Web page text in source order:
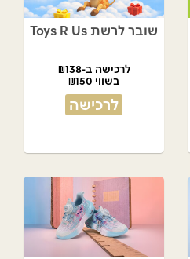
שובר לרשת Toys R Us
לרכישה ב-₪138
בשווי ₪150
לרכישה